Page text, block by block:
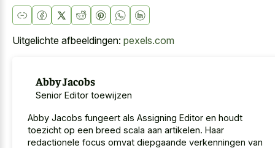
Uitgelichte afbeeldingen: pexels.com
Abby Jacobs
Senior Editor toewijzen
Abby Jacobs fungeert als Assigning Editor en houdt
toezicht op een breed scala aan artikelen. Haar
redactionele focus omvat diepgaande verkenningen van